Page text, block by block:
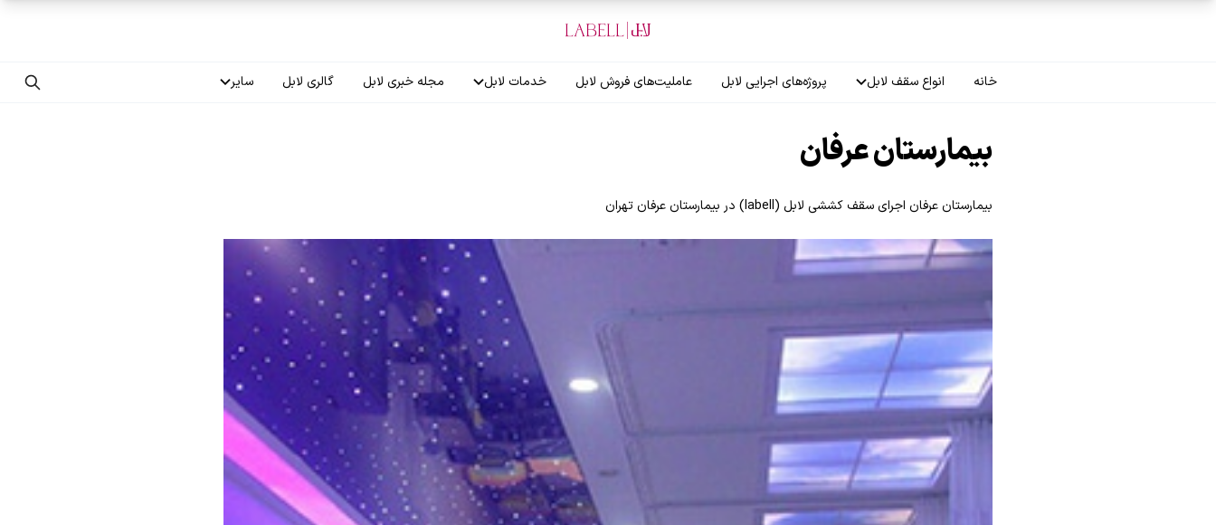
خانه انواع سقف لابل
سقف لاکر
سقف ترنسپرنت
سقف اپلای
پروژه‌های اجرایی لابل عاملیت‌های فروش لابل خدمات لابل مجله خبری لابل گالری لابل سایر
فرصت‌های شغلی
بیمارستان عرفان
بیمارستان عرفان اجرای سقف کششی لابل (labell) در بیمارستان عرفان تهران